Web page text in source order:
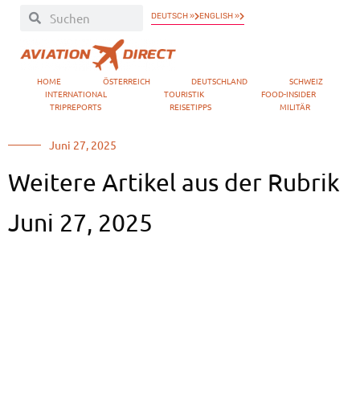
DEUTSCH » ENGLISH »
HOME ÖSTERREICH DEUTSCHLAND
SCHWEIZ
INTERNATIONAL
TOURISTIK
FOOD-INSIDER
TRIPREPORTS
REISETIPPS MILITÄR
Juni 27, 2025
Weitere Artikel aus der Rubrik
Juni 27, 2025